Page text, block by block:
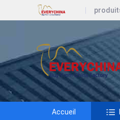
Accueil